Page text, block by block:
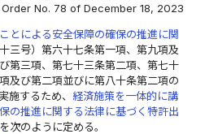
No. 78 of December 18, 2023
とによる安全保障の確保の推進に関
三号）第六十七条第一項、第九項及
第三項、第七十三条第二項、第七十
及び第二項並びに第八十条第二項の
施するため、 経済施策を一体的に講
の推進に関する法律に基づく特許出
を次のように定める。